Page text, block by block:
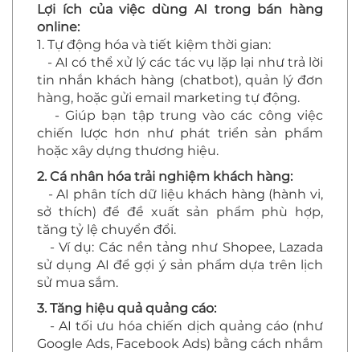
Lợi ích của việc dùng AI trong bán hàng
online:
1. Tự động hóa và tiết kiệm thời gian:
- AI có thể xử lý các tác vụ lặp lại như trả lời
tin nhắn khách hàng (chatbot), quản lý đơn
hàng, hoặc gửi email marketing tự động.
- Giúp bạn tập trung vào các công việc
chiến lược hơn như phát triển sản phẩm
hoặc xây dựng thương hiệu.
2. Cá nhân hóa trải nghiệm khách hàng:
- AI phân tích dữ liệu khách hàng (hành vi,
sở thích) để đề xuất sản phẩm phù hợp,
tăng tỷ lệ chuyển đổi.
- Ví dụ: Các nền tảng như Shopee, Lazada
sử dụng AI để gợi ý sản phẩm dựa trên lịch
sử mua sắm.
3. Tăng hiệu quả quảng cáo:
- AI tối ưu hóa chiến dịch quảng cáo (như
Google Ads, Facebook Ads) bằng cách nhắm